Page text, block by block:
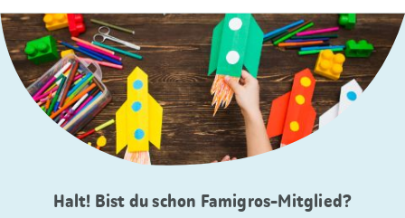
Halt! Bist du schon Famigros-Mitglied?